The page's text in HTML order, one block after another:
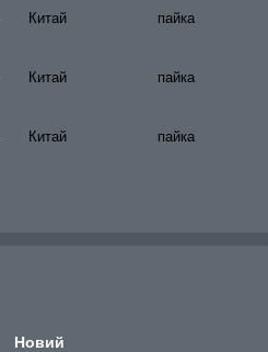
Китай пайка
Китай пайка
Китай пайка
Новий